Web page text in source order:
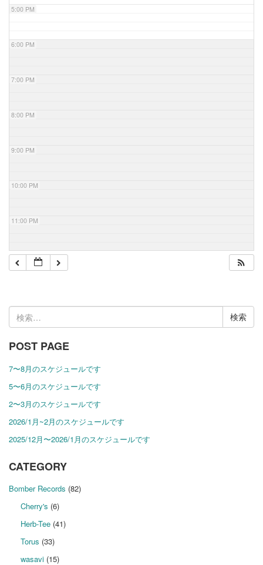
5:00 PM
6:00 PM
7:00 PM
8:00 PM
9:00 PM
10:00 PM
11:00 PM
検
索:
POST PAGE
7〜8月のスケジュールです
5〜6月のスケジュールです
2〜3月のスケジュールです
2026/1月~2月のスケジュールです
2025/12月〜2026/1月のスケジュールです
CATEGORY
Bomber Records (82)
Cherry's (6)
Herb-Tee(41)
Torus (33)
wasavi(15)